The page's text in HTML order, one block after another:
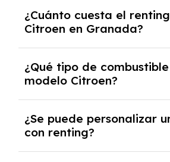
¿Cuánto cuesta el
Citroen en Granada?
Granada es de 214€ a 416€ al
¿Qué tipo de
modelo Citroen?
Híbrido, Híbrido gasolina.
¿Se puede personalizar
con renting?